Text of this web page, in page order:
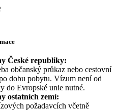
České republiky:
občanský průkaz nebo cestovní
dobu pobytu. Vízum není od
do Evropské unie nutné.
ostatních zemí:
požadavcích včetně